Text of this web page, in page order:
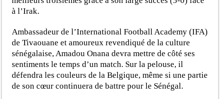
à l’Irak.
Ambassadeur de l’International Football Academy (IFA)
de Tivaouane et amoureux revendiqué de la culture
sénégalaise, Amadou Onana devra mettre de côté ses
sentiments le temps d’un match. Sur la pelouse, il
défendra les couleurs de la Belgique, même si une partie
de son cœur continuera de battre pour le Sénégal.